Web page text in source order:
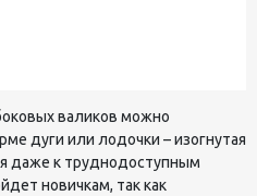
валиков можно
дуги или лодочки – изогнутая
даже к труднодоступным
новичкам, так как